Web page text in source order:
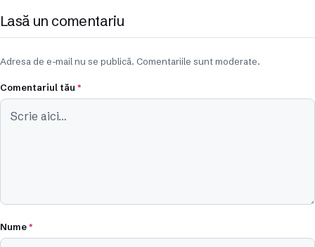
Lasă un comentariu
Adresa de e-mail nu se publică. Comentariile sunt moderate.
Comentariul tău *
Nume*